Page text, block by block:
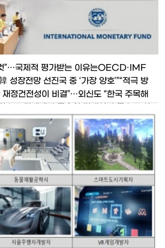
”…국제적 평가받는 이유는OECD·IMF
성장전망 선진국 중 ‘가장 양호’”“적극 방
재정건전성이 비결”…외신도 “한국 주목해
매체인 블룸버그는 세계 주요국 성장률이
으로 예측했고, IMF도최근 세계경제전망